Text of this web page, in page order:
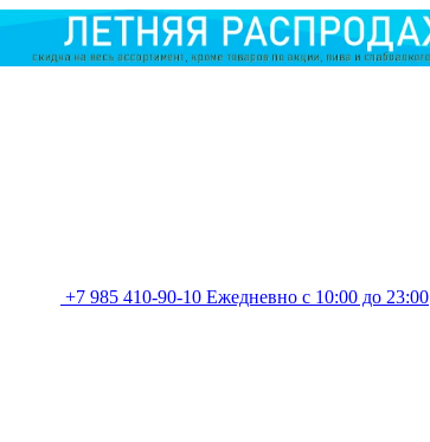
+7 985 410-90-10 Ежедневно с 10:00 до 23:00